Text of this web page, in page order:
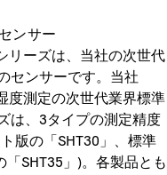
ンサー
リーズは、当社の次世代
センサーです。当社
度測定の次世代業界標準
は、3タイプの測定精度
版の「SHT30」、標準
「SHT35」)。各製品とも